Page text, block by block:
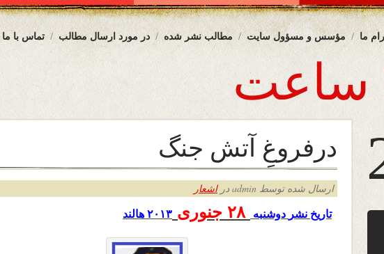
تماس با ما در مورد ارسال مطالب مطالب نشر شده مؤسس و مسؤول سایت ما
درفروغِ آتش جنگ
ارسال شده توسط admin در اشعار
تاریخ نشر دوشنبه جنوری ۲۰۱۳ هالند